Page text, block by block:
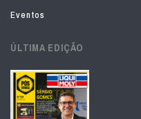
Eventos
ÚLTIMA EDIÇÃO